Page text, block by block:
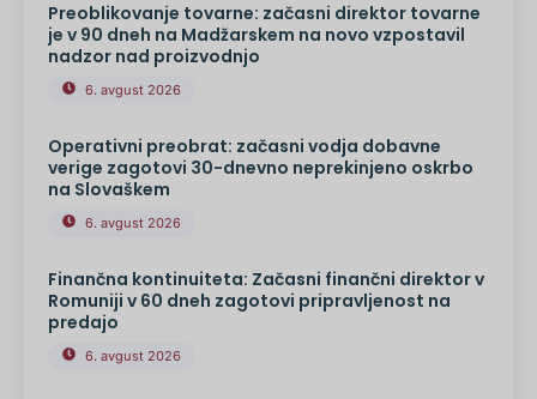
Preoblikovanje tovarne: začasni direktor tovarne
je v 90 dneh na Madžarskem na novo vzpostavil
nadzor nad proizvodnjo
6. avgust 2026
Operativni preobrat: začasni vodja dobavne
verige zagotovi 30-dnevno neprekinjeno oskrbo
na Slovaškem
6. avgust 2026
Finančna kontinuiteta: Začasni finančni direktor v
Romuniji v 60 dneh zagotovi pripravljenost na
predajo
6. avgust 2026